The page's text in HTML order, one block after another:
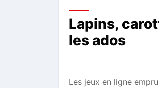
Lapins,
les ados
Les jeux en ligne